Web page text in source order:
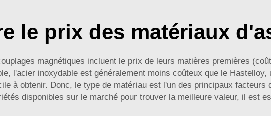
le prix des matériaux
magnétiques incluent le prix de leurs matières premières
l'acier inoxydable est généralement moins coûteux que le
à obtenir. Donc, le type de matériau est l'un des principaux facteurs
disponibles sur le marché pour trouver la meilleure valeur, il est